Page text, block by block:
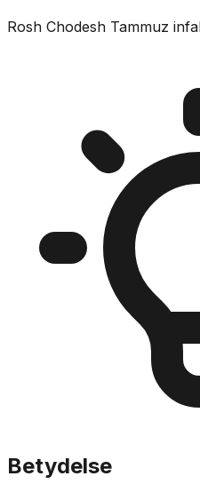
Rosh Chodesh Tammuz
Betydelse